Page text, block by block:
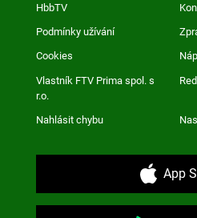
HbbTV
Podmínky užívání
Cookies
Vlastník FTV Prima spol. s
r.o.
Nahlásit chybu
App